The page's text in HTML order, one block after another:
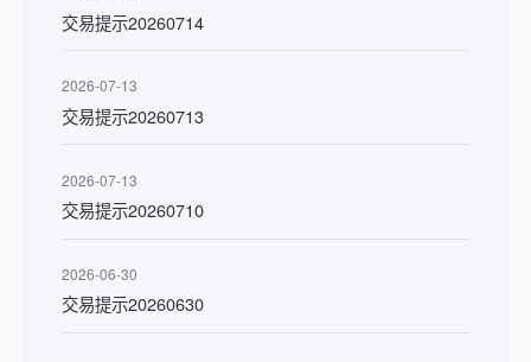
交易提示20260714
2026-07-13
交易提示20260713
2026-07-13
交易提示20260710
2026-06-30
交易提示20260630